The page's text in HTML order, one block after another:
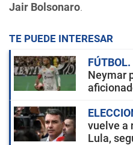
Jair Bolsonaro.
TE PUEDE INTERESAR
FÚTBOL
Neymar
vuelve a
Lula,